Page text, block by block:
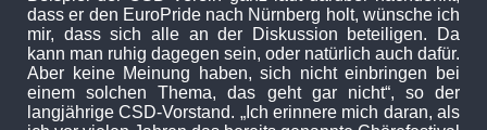
dass er den EuroPride nach Nürnberg holt, wünsche ich
mir, dass sich alle an der Diskussion beteiligen. Da
kann man ruhig dagegen sein, oder natürlich auch dafür.
Aber keine Meinung haben, sich nicht einbringen bei
einem solchen Thema, das geht gar nicht“, so der
langjährige CSD-Vorstand. „Ich erinnere mich daran, als